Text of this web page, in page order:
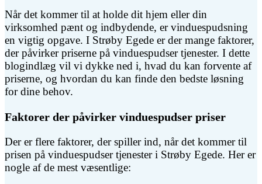
Når det kommer til at holde dit hjem eller din
virksomhed pænt og indbydende, er vinduespudsning
en vigtig opgave. I Strøby Egede er der mange faktorer,
der påvirker priserne på vinduespudser tjenester. I dette
blogindlæg vil vi dykke ned i, hvad du kan forvente af
priserne, og hvordan du kan finde den bedste løsning
for dine behov.
Faktorer der påvirker vinduespudser priser
Der er flere faktorer, der spiller ind, når det kommer til
prisen på vinduespudser tjenester i Strøby Egede. Her er
nogle af de mest væsentlige: